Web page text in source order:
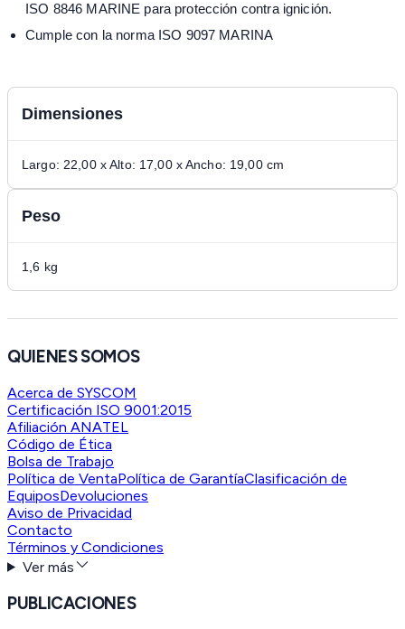
ISO 8846 MARINE para protección contra ignición.
Cumple con la norma ISO 9097 MARINA
Dimensiones
Largo: 22,00 x Alto: 17,00 x Ancho: 19,00 cm
Peso
1,6 kg
QUIENES SOMOS
Acerca de SYSCOM
Certificación ISO 9001:2015
Afiliación ANATEL
Código de Ética
Bolsa de Trabajo
Política de VentaPolítica de GarantíaClasificación de
EquiposDevoluciones
Aviso de Privacidad
Contacto
Términos y Condiciones
Ver más
PUBLICACIONES